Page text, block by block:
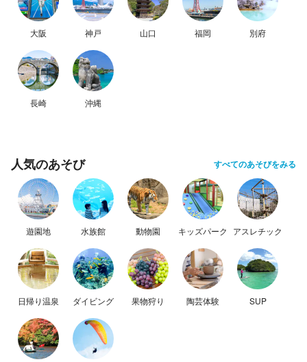
大阪 神戸 山口 福岡 別府
長崎 沖縄
人気のあそび すべてのあそびをみる
遊園地 水族館 動物園 キッズパーク アスレチック
日帰り温泉 ダイビング 果物狩り 陶芸体験 SUP